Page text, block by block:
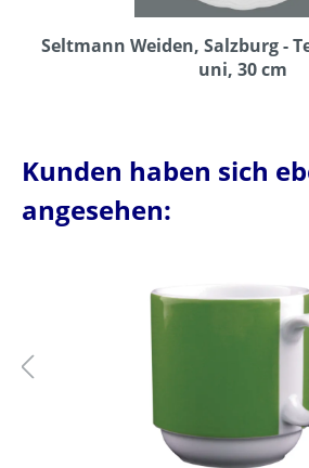
Seltmann Weiden, Salzburg -
uni, 30 cm
Kunden haben sich
angesehen: